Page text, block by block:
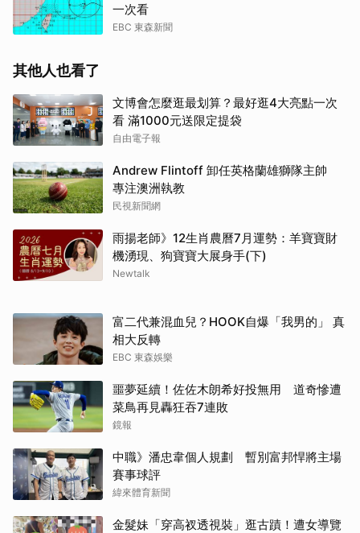
一次看
EBC 東森新聞
其他人也看了
文博會怎麼逛最划算？最好逛4大亮點一次
看 滿1000元送限定提袋
自由電子報
Andrew Flintoff 卸任英格蘭雄獅隊主帥
專注澳洲執教
民視新聞網
雨揚老師》12生肖農曆7月運勢：羊寶寶財
機湧現、狗寶寶大展身手(下)
Newtalk
富二代兼混血兒？HOOK自爆「我男的」 真
相大反轉
EBC 東森娛樂
噩夢延續！佐佐木朗希好投無用 道奇慘遭
菜鳥再見轟狂吞7連敗
鏡報
中職》潘忠韋個人規劃 暫別富邦悍將主場
賽事球評
緯來體育新聞
金髮妹「穿高衩透視裝」逛古蹟！遭女導覽